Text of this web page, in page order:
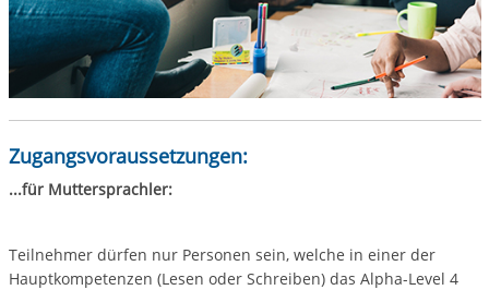
Zugangsvoraussetzungen:
...für Muttersprachler:
Teilnehmer dürfen nur Personen sein, welche in einer der
Hauptkompetenzen (Lesen oder Schreiben) das Alpha-Level 4